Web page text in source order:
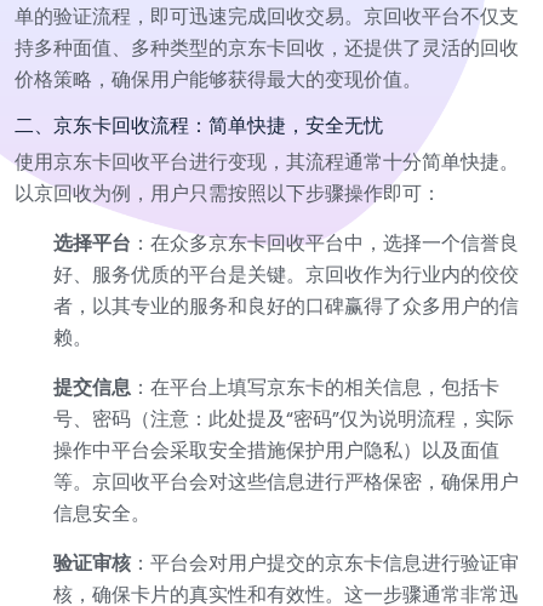
单的验证流程，即可迅速完成回收交易。京回收平台不仅支
持多种面值、多种类型的京东卡回收，还提供了灵活的回收
价格策略，确保用户能够获得最大的变现价值。
二、京东卡回收流程：简单快捷，安全无忧
使用京东卡回收平台进行变现，其流程通常十分简单快捷。
以京回收为例，用户只需按照以下步骤操作即可：
选择平台 ：在众多京东卡回收平台中，选择一个信誉良
好、服务优质的平台是关键。京回收作为行业内的佼佼
者，以其专业的服务和良好的口碑赢得了众多用户的信
赖。
提交信息 ：在平台上填写京东卡的相关信息，包括卡
号、密码（注意：此处提及“密码”仅为说明流程，实际
操作中平台会采取安全措施保护用户隐私）以及面值
等。京回收平台会对这些信息进行严格保密，确保用户
信息安全。
验证审核：平台会对用户提交的京东卡信息进行验证审
核，确保卡片的真实性和有效性。这一步骤通常非常迅